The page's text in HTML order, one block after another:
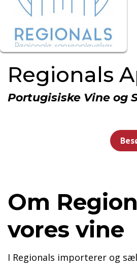
Regionals
Portugisiske Vine og
Om
vores vine
I Regionals importerer og